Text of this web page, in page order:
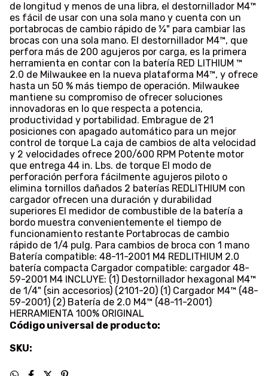
de longitud y menos de una libra, el destornillador M4™
es fácil de usar con una sola mano y cuenta con un
portabrocas de cambio rápido de ¼" para cambiar las
brocas con una sola mano. El destornillador M4™, que
perfora más de 200 agujeros por carga, es la primera
herramienta en contar con la batería RED LITHIUM ™
2.0 de Milwaukee en la nueva plataforma M4™, y ofrece
hasta un 50 % más tiempo de operación. Milwaukee
mantiene su compromiso de ofrecer soluciones
innovadoras en lo que respecta a potencia,
productividad y portabilidad. Embrague de 21
posiciones con apagado automático para un mejor
control de torque La caja de cambios de alta velocidad
y 2 velocidades ofrece 200/600 RPM Potente motor
que entrega 44 in. Lbs. de torque El modo de
perforación perfora fácilmente agujeros piloto o
elimina tornillos dañados 2 baterías REDLITHIUM con
cargador ofrecen una duración y durabilidad
superiores El medidor de combustible de la batería a
bordo muestra convenientemente el tiempo de
funcionamiento restante Portabrocas de cambio
rápido de 1/4 pulg. Para cambios de broca con 1 mano
Batería compatible: 48-11-2001 M4 REDLITHIUM 2.0
batería compacta Cargador compatible: cargador 48-
59-2001 M4 INCLUYE: (1) Destornillador hexagonal M4™
de 1/4" (sin accesorios) (2101-20) (1) Cargador M4™ (48-
59-2001) (2) Batería de 2.0 M4™ (48-11-2001)
HERRAMIENTA 100% ORIGINAL
Código universal de producto:
SKU: